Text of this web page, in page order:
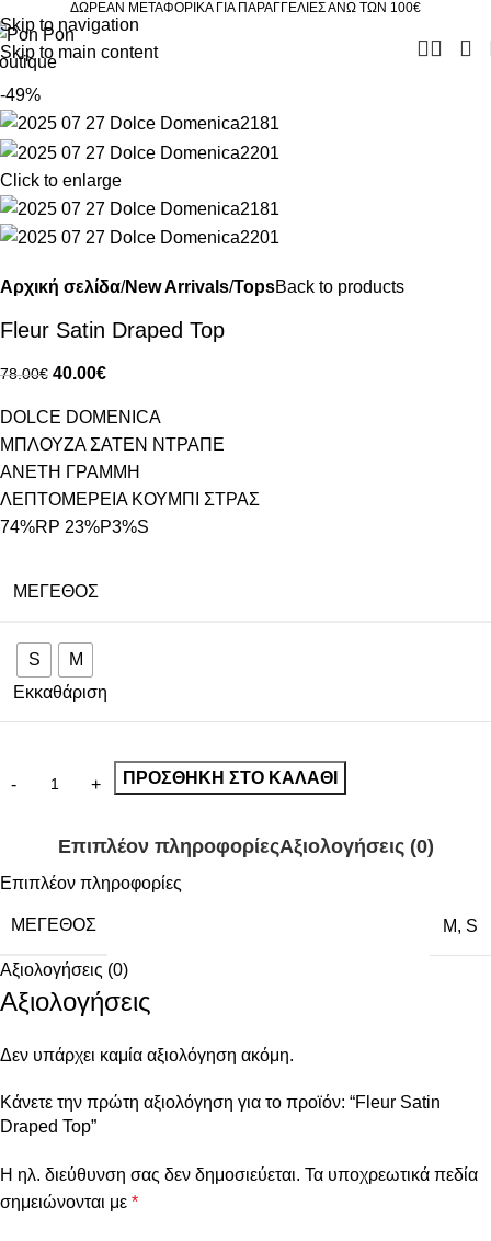
Skip to navigation
Skip to main content
ΔΩΡΕΑΝ ΜΕΤΑΦΟΡΙΚΑ ΓΙΑ ΠΑΡΑΓΓΕΛΙΕΣ ΑΝΩ ΤΩΝ 100€
-49%
Click to enlarge
Αρχική σελίδα New Arrivals TopsBack to products
Fleur Satin Draped Top
78.00€ 40.00€
DOLCE DOMENICA
ΜΠΛΟΥΖΑ ΣΑΤΕΝ ΝΤΡΑΠΕ
ΑΝΕΤΗ ΓΡΑΜΜΗ
ΛΕΠΤΟΜΕΡΕΙΑ ΚΟΥΜΠΙ ΣΤΡΑΣ
74%RP 23%P3%S
ΜΈΓΕΘΟΣ
S
M
Εκκαθάριση
ΠΡΟΣΘΉΚΗ ΣΤΟ ΚΑΛΆΘΙ
Επιπλέον πληροφορίεςΑξιολογήσεις (0)
Επιπλέον πληροφορίες
ΜΈΓΕΘΟΣ M, S
Αξιολογήσεις (0)
Αξιολογήσεις
Δεν υπάρχει καμία αξιολόγηση ακόμη.
Κάνετε την πρώτη αξιολόγηση για το προϊόν: “Fleur Satin
Draped Top”
Η ηλ. διεύθυνση σας δεν δημοσιεύεται. Τα υποχρεωτικά πεδία
σημειώνονται με *